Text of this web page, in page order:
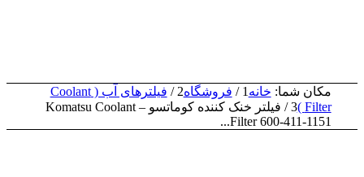
مکان شما: خانه 1
/ فروشگاه2
/
فیلترهای آب ( Coolant
Filter )
3
/
فیلتر خنک کننده کوماتسو – Komatsu Coolant
Filter 600-411-1151...